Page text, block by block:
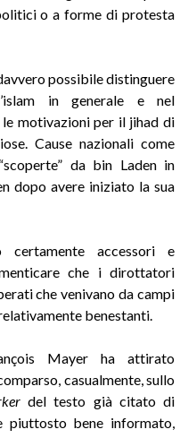
o a forme di protesta
possibile distinguere
in generale e nel
motivazioni per il jihad di
Cause nazionali come
da bin Laden in
dopo avere iniziato la sua
certamente accessori e
che i dirottatori
che venivano da campi
benestanti.
Mayer ha attirato
casualmente, sullo
del testo già citato di
piuttosto bene informato,